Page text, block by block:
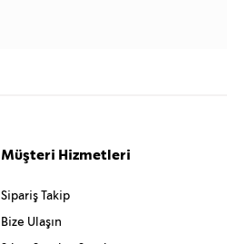
Müşteri Hizmetleri
Sipariş Takip
Bize Ulaşın